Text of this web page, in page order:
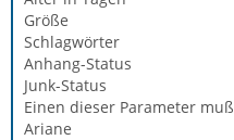
Größe
Schlagwörter
Anhang-Status
Junk-Status
Einen dieser Parameter
Ariane